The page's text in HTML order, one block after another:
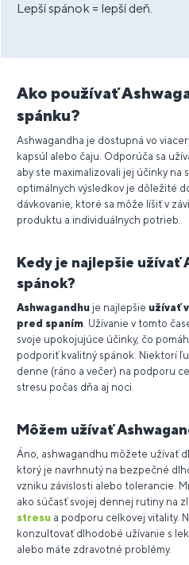
Lepší spánok = lepší deň.
Ako používať
spánku?
Ashwagandha je dostupná vo
kapsúl alebo čaju. Odporúča sa
aby ste maximalizovali jej účinky na
optimálnych výsledkov je dôležité
dávkovanie, ktoré sa môže líšiť v
produktu a individuálnych potrieb.
Kedy je najlepšie užívať
spánok?
Ashwagandhu je najlepšie užívať
pred spaním. Užívanie v tomto
svoje upokojujúce účinky, čo
podporiť kvalitný spánok. Niektorí
denne (ráno a večer) na podporu
stresu počas dňa aj noci.
Môžem užívať
Áno, ashwagandhu môžete užívať
ktorý je navrhnutý na bezpečné
vzniku závislosti alebo tolerancie.
ako súčasť svojej dennej rutiny na
stresu a podporu celkovej vitality.
konzultovať dlhodobé užívanie s
alebo máte zdravotné problémy.